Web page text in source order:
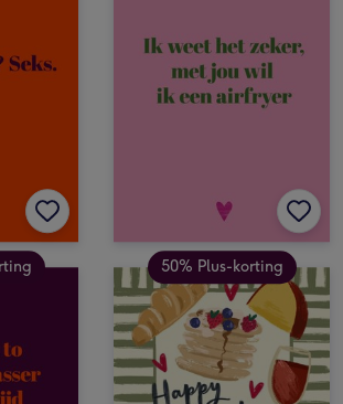
50% Plus-korting